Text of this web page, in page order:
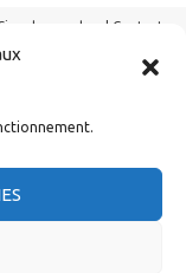
Signaler un abus | Contact